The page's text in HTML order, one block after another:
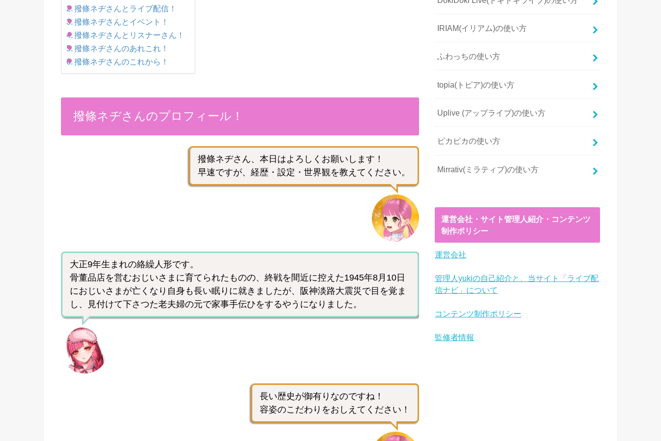
撥條ネヂさんとライブ配信！
撥條ネヂさんとイベント！
撥條ネヂさんとリスナーさん！
撥條ネヂさんのあれこれ！
撥條ネヂさんのこれから！
撥條ネヂさんのプロフィール！
撥條ネヂさん、本日はよろしくお願いします！
早速ですが、 経歴・設定・世界観を教えてください。
大正9年生まれの絡繰人形です。
骨董品店を営むおじいさまに育てられたものの、終戦を間近に控えた1945年8月10日
におじいさまが亡くなり自身も長い眠りに就きましたが、阪神淡路大震災で目を覚ま
し、見付けて下さつた老夫婦の元で家事手伝ひをするやうになりました。
長い歴史が御有りなのですね！
容姿のこだわりをおしえてください！
IRIAM(イリアム)の使い方
ふわっちの使い方
topia(トピア)の使い方
Uplive (アップライブ)の使い方
ピカピカの使い方
Mirrativ(ミラティブ)の使い方
運営会社・サイト管理人紹介・コンテンツ
制作ポリシー
運営会社
管理人yukiの自己紹介と、当サイト「ライブ配
信ナビ」について
コンテンツ制作ポリシー
監修者情報